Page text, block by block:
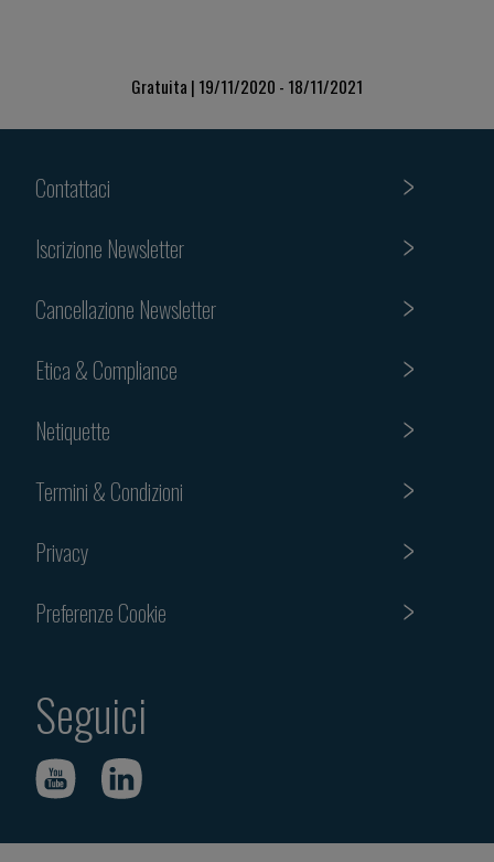
Gratuita | 19/11/2020 - 18/11/2021
Contattaci
Iscrizione Newsletter
Cancellazione Newsletter
Etica & Compliance
Netiquette
Termini & Condizioni
Privacy
Preferenze Cookie
Seguici